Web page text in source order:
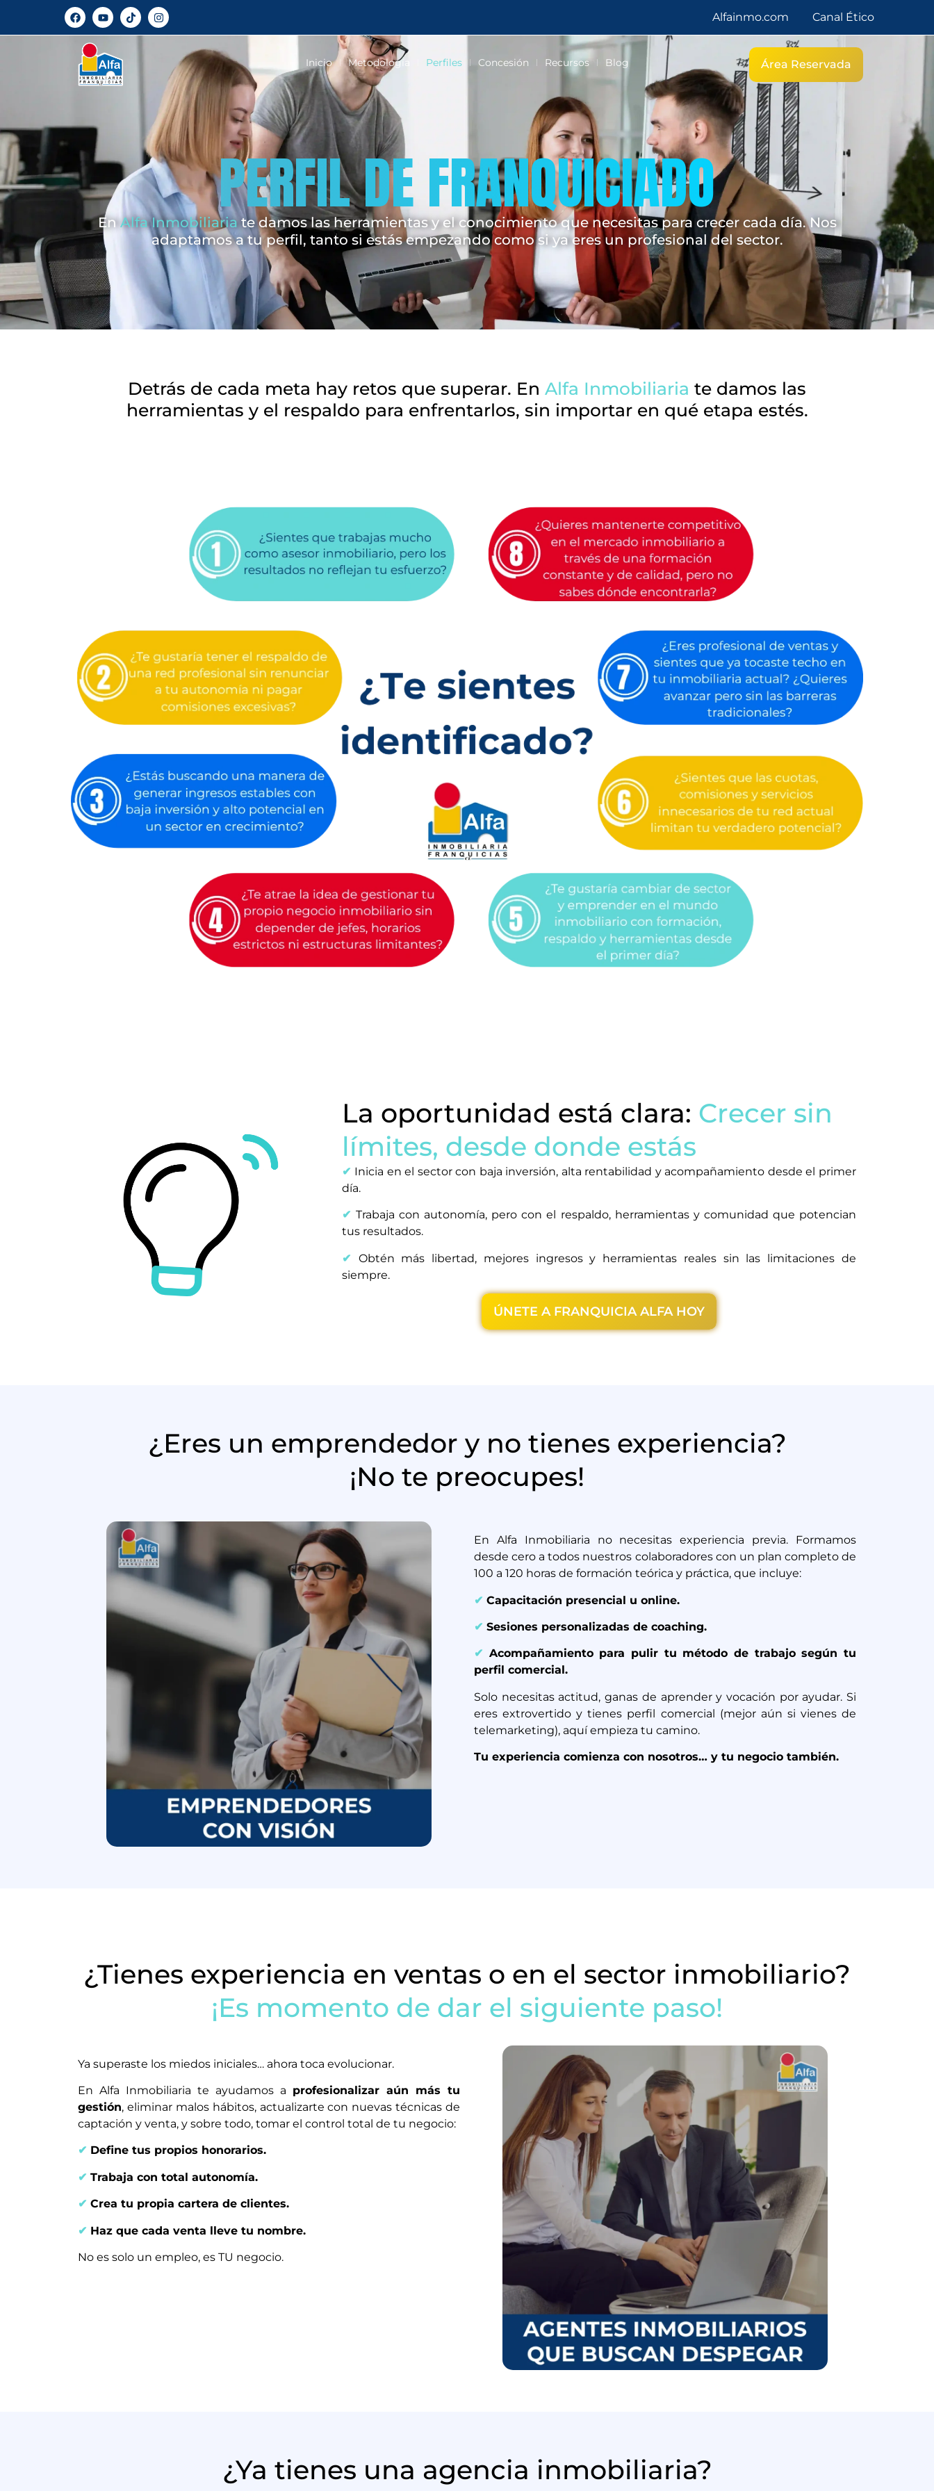
Alfainmo.com Canal Ético
Inicio Metodología Perfiles Concesión Recursos Blog Área Reservada
PERFIL DE FRANQUICIADO
EnAlfa Inmobiliaria te damos las herramientas y el conocimiento que necesitas para crecer cada día. Nos
adaptamos a tu perfil, tanto si estás empezando como si ya eres un profesional del sector.
Detrás de cada meta hay retos que superar. En Alfa Inmobiliaria te damos las
herramientas y el respaldo para enfrentarlos, sin importar en qué etapa estés.
La oportunidad está clara: Crecer sin
límites, desde donde estás
✔ Inicia en el sector con baja inversión, alta rentabilidad y acompañamiento desde el primer
día.
✔Trabaja con autonomía, pero con el respaldo, herramientas y comunidad que potencian
tus resultados.
✔ Obtén más libertad, mejores ingresos y herramientas reales sin las limitaciones de
siempre.
ÚNETE A FRANQUICIA ALFA HOY
¿Eres un emprendedor y no tienes experiencia?
¡No te preocupes!
En Alfa Inmobiliaria no necesitas experiencia previa. Formamos
desde cero a todos nuestros colaboradores con un plan completo de
100 a 120 horas de formación teórica y práctica, que incluye:
✔ Capacitación presencial u online.
✔ Sesiones personalizadas de coaching.
✔ Acompañamiento para pulir tu método de trabajo según tu
perfil comercial.
Solo necesitas actitud, ganas de aprender y vocación por ayudar. Si
eres extrovertido y tienes perfil comercial (mejor aún si vienes de
telemarketing), aquí empieza tu camino.
Tu experiencia comienza con nosotros… y tu negocio también.
¿Tienes experiencia en ventas o en el sector inmobiliario?
¡Es momento de dar el siguiente paso!
Ya superaste los miedos iniciales… ahora toca evolucionar.
En Alfa Inmobiliaria te ayudamos a profesionalizar aún más tu
gestión, eliminar malos hábitos, actualizarte con nuevas técnicas de
captación y venta, y sobre todo, tomar el control total de tu negocio:
✔ Define tus propios honorarios.
✔ Trabaja con total autonomía.
✔ Crea tu propia cartera de clientes.
✔ Haz que cada venta lleve tu nombre.
No es solo un empleo, es TU negocio.
¿Ya tienes una agencia inmobiliaria?